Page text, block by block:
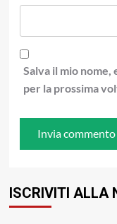
Salva il mio
per la prossima
ISCRIVITI ALLA